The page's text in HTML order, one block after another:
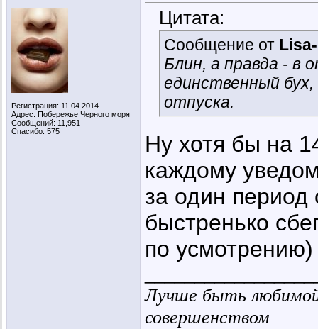
Регистрация: 11.04.2014
Адрес: Побережье Черного моря
Сообщений: 11,951
Спасибо: 575
Цитата:
Сообщение от
Блин, а правда - в
единственный
отпуска.
Ну хотя бы на
каждому
за один
быстренько
по усмотрению)
Лучше быть
совершенством